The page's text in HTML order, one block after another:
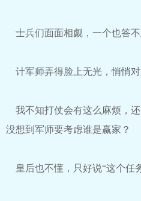
士兵们面面相觑，一个也答
计军师弄得脸上无光，悄悄
我不知打仗会有这么麻烦，还
没想到军师要考虑谁是赢家？
皇后也不懂，只好说“这个任